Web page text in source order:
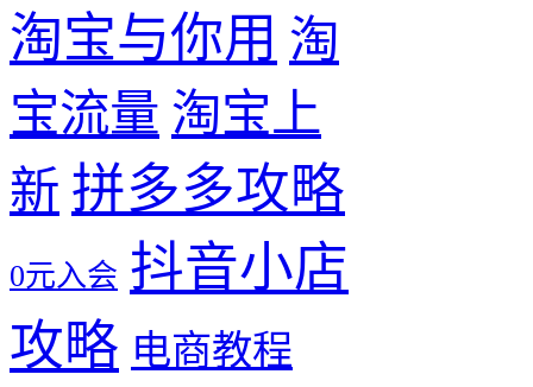
淘宝与你用 淘
宝流量 淘宝上
新 拼多多攻略
0元入会 抖音小店
攻略 电商教程